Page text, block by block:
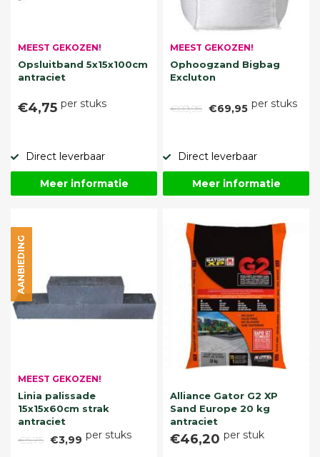
MEEST GEKOZEN!
Opsluitband 5x15x100cm
antraciet
€4,75 per stuks
Direct leverbaar
Meer informatie
MEEST GEKOZEN!
Ophoogzand Bigbag
Excluton
€89,95 €69,95 per stuks
Direct leverbaar
Meer informatie
MEEST GEKOZEN!
Linia palissade
15x15x60cm strak
antraciet
€5,75 €3,99 per stuks
AANBIEDING
Alliance Gator G2 XP
Sand Europe 20 kg
antraciet
€46,20 per stuk